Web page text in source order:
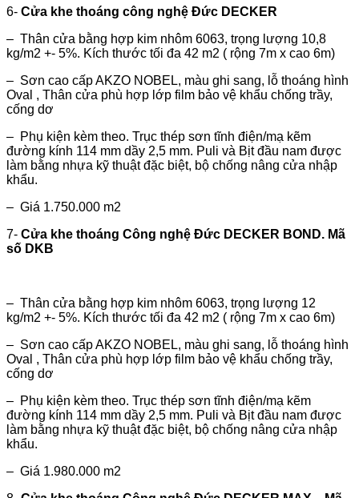
6- Cửa khe thoáng công nghệ Đức DECKER
– Thân cửa bằng hợp kim nhôm 6063, trọng lượng 10,8
kg/m2 +- 5%. Kích thước tối đa 42 m2 ( rộng 7m x cao 6m)
– Sơn cao cấp AKZO NOBEL, màu ghi sang, lỗ thoáng hình
Oval , Thân cửa phù hợp lớp film bảo vệ khẩu chống trầy,
cống dơ
– Phụ kiện kèm theo. Trục thép sơn tĩnh điện/mạ kẽm
đường kính 114 mm dầy 2,5 mm. Puli và Bịt đầu nam được
làm bằng nhựa kỹ thuật đặc biệt, bộ chống nâng cửa nhập
khẩu.
– Giá 1.750.000 m2
7- Cửa khe thoáng Công nghệ Đức DECKER BOND. Mã
số DKB
– Thân cửa bằng hợp kim nhôm 6063, trọng lượng 12
kg/m2 +- 5%. Kích thước tối đa 42 m2 ( rộng 7m x cao 6m)
– Sơn cao cấp AKZO NOBEL, màu ghi sang, lỗ thoáng hình
Oval , Thân cửa phù hợp lớp film bảo vệ khẩu chống trầy,
cống dơ
– Phụ kiện kèm theo. Trục thép sơn tĩnh điện/mạ kẽm
đường kính 114 mm dầy 2,5 mm. Puli và Bịt đầu nam được
làm bằng nhựa kỹ thuật đặc biệt, bộ chống nâng cửa nhập
khẩu.
– Giá 1.980.000 m2